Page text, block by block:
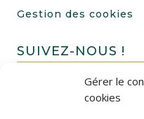
Gérer le
cookies
Gestion des cookies
SUIVEZ-NOUS !